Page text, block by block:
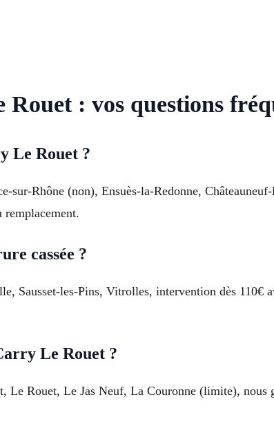
: vos questions
Le Rouet ?
Rhône (non), Ensuès-la-Redonne,
remplacement.
cassée ?
Sausset-les-Pins, Vitrolles, intervention dès 110€
Le Rouet ?
Rouet, Le Jas Neuf, La Couronne (limite), nous